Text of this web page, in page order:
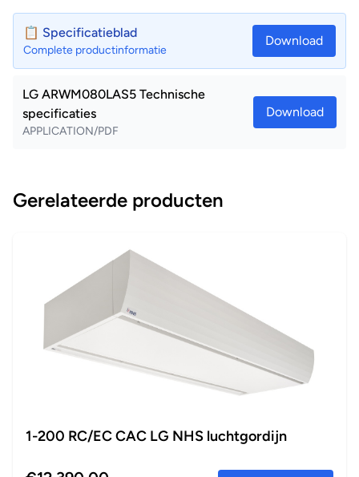
📋 Specificatieblad
Complete productinformatie
Download
LG ARWM080LAS5 Technische
specificaties
APPLICATION/PDF
Download
Gerelateerde producten
1-200 RC/EC CAC LG NHS luchtgordijn